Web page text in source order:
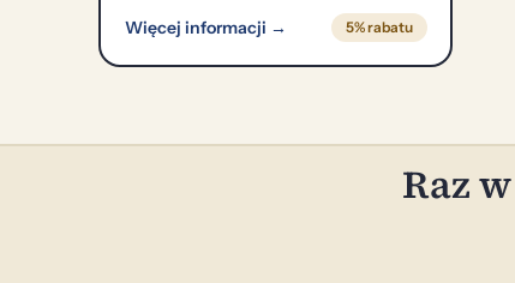
zielone szkoły oraz kolonie. Firma
obsługuje zarówno krótkie przejazdy
(np. do muzeów), jak i całodniowe lub
niskopodłogowe, co pozwala
dopasować transport do wielkości grupy
Więcej informacji → 5% rabatu
Raz